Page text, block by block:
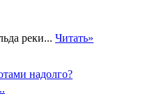
реки... Читать»
надолго?